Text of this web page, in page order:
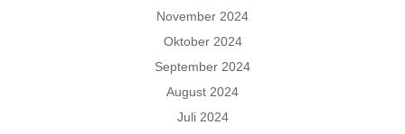
November 2024
Oktober 2024
September 2024
August 2024
Juli 2024